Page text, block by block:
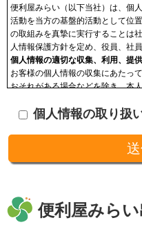
便利屋みらい（以下当社）は、個
活動を当方の基盤的活動として位
の取組みを真摯に実行することは
人情報保護方針を定め、役員、社
個人情報の適切な収集、利用、提
お客様の個人情報の収集にあたっ
おそれがある場合などを除き、本
範囲を限定し、適切に取り扱いま
十分な個人情報保護の水準を備え
準を守るよう定めた上で、指導・
す。個人情報の滅失、き損、漏え
是正。当方は、お客様の個人情報
個人情報の取り扱
便利屋みら